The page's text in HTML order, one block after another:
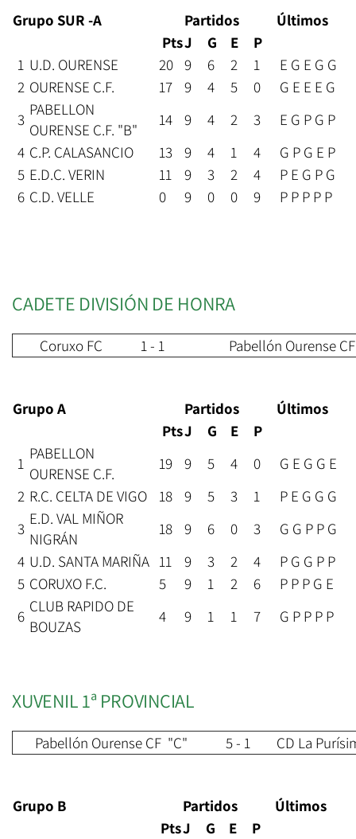
Grupo SUR -A Partidos
Últimos
PtsJ G E
P
1 U.D. OURENSE 20 9 6 2 1
E G E G G
2 OURENSE C.F. 17 9 4 5 0
G E E E G
3
PABELLON
OURENSE C.F. "B"
14 9 4 2 3
E G P G P
4 C.P. CALASANCIO 13 9 4 1 4
G P G E P
5 E.D.C. VERIN 11 9 3 2 4
P E G P G
6 C.D. VELLE 0 9 0 0 9 P P P P P
CADETE DIVISIÓN DE HONRA
Coruxo FC 1 - 1 Pabellón Ourense CF
Grupo A Partidos
Últimos
PtsJ G E
P
1
PABELLON
OURENSE C.F.
19 9 5 4 0
G E G G E
2 R.C. CELTA DE VIGO 18 9 5 3 1
P E G G G
3
E.D. VAL MIÑOR
NIGRÁN
18 9 6 0 3
G G P P G
4 U.D. SANTA MARIÑA 11 9 3 2 4
P G G P P
5 CORUXO F.C. 5 9 1 2 6
P P P G E
6
CLUB RAPIDO DE
BOUZAS
4 9 1 1 7 G P P P P
XUVENIL 1ª PROVINCIAL
Pabellón Ourense CF "C" 5 - 1 CD La
Grupo B Partidos
Últimos
PtsJ G E
P